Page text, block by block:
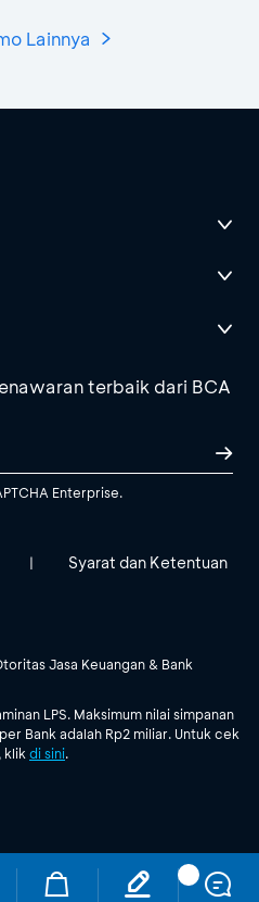
Lainnya
terbaik dari BCA
Enterprise.
| Syarat dan Ketentuan
Jasa Keuangan & Bank
LPS. Maksimum nilai simpanan
Bank adalah Rp2 miliar. Untuk cek
klik di sini.